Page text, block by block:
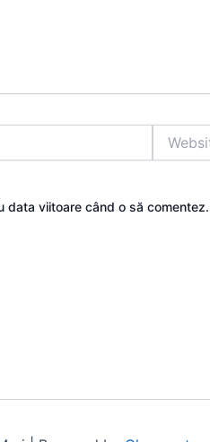
data viitoare când o să comentez.